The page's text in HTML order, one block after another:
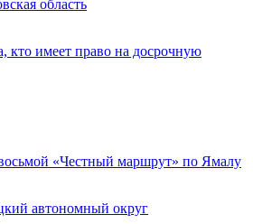
область
кто имеет право на досрочную
«Честный маршрут» по Ямалу
автономный округ